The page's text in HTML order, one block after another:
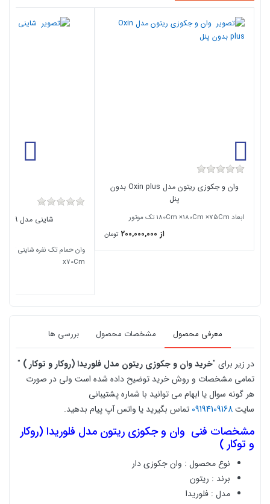
وان و جکوزی ریتون مدل Oxin plus بدون
پنل
ابعاد 180Cm ×180Cm ×75Cm تک موتور
از 200,000,000 تومان
شاینی مدل N-BT009 وان حمام ساده
x70Cm
معرفی محصول مشخصات محصول بررسی ها
در زیر برای "خریدوان و جکوزی ریتون مدل فلوریدا (روکار و توکار ) "
تمامی مشخصات و روش خرید توضیح داده شده است ولی در صورت
هر گونه سوال یا ابهام می توانید با شماره پشتیبانی
سایت09194109168 تماس بگیرید یا واتس آپ پیام بدهید.
مشخصات فنی وان و جکوزی ریتون مدل فلوریدا (روکار
و توکار )
نوع محصول : وان جکوزی دار
برند : ریتون
مدل : فلوریدا